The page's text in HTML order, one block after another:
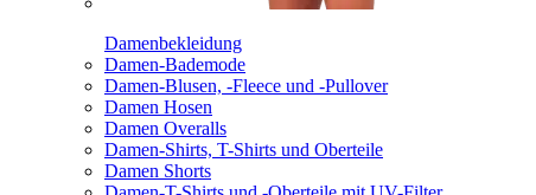
Damenbekleidung
Damen-Bademode
Damen-Blusen, -Fleece und -Pullover
Damen Hosen
Damen Overalls
Damen-Shirts, T-Shirts und Oberteile
Damen Shorts